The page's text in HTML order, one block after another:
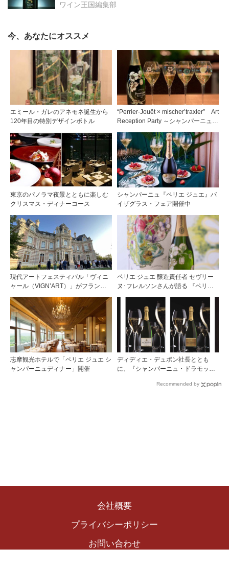
ワイン王国編集部
今、あなたにオススメ
エミール・ガレのアネモネ誕生から
120年目の特別デザインボトル
“Perrier-Jouët × mischer’traxler” Art
Reception Party ～シャンパーニュの
とアートのコラボレーション～
東京のパノラマ夜景とともに楽しむ
クリスマス・ディナーコース
シャンパーニュ『ペリエ ジュエ』バ
イザグラス・フェア開催中
現代アートフェスティバル「ヴィニ
ャール（VIGN’ART）」がフランス
ペリエ ジュエ 醸造責任者 セヴリー
ヌ･フレルソンさんが語る 『ペリエ
志摩観光ホテルで「ペリエ ジュエ シ
ャンパーニュディナー」開催
ディディエ・デュポン社長ととも
に、『シャンパーニュ・ドラモッ
の新ヴィンテージを味わう
Recommended by
会社概要
プライバシーポリシー
お問い合わせ